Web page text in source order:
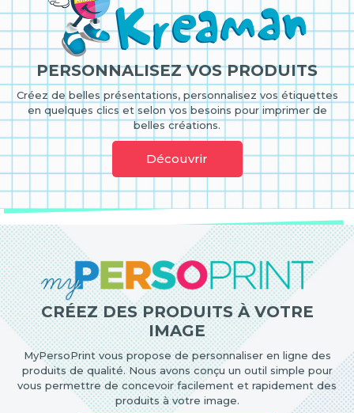
PERSONNALISEZ VOS PRODUITS
Créez de belles présentations, personnalisez vos étiquettes
en quelques clics et selon vos besoins pour imprimer de
belles créations.
Découvrir
CRÉEZ DES PRODUITS À VOTRE
IMAGE
MyPersoPrint vous propose de personnaliser en ligne des
produits de qualité. Nous avons conçu un outil simple pour
vous permettre de concevoir facilement et rapidement des
produits à votre image.